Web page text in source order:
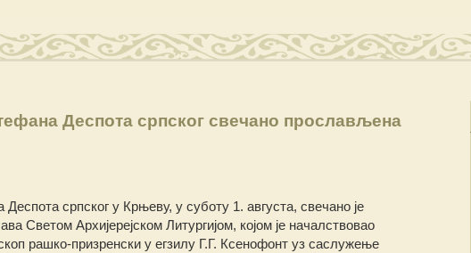
Деспота српског свечано прослављена
српског у Крњеву, у суботу 1. августа, свечано је
Светом Архијерејском Литургијом, којом је началствовао
рашко-призренски у егзилу Г.Г. Ксенофонт уз саслужење